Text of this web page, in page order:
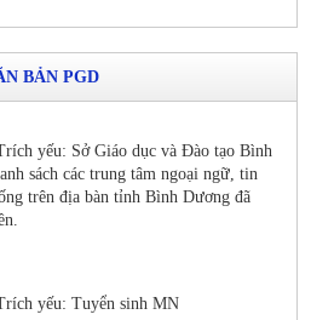
BẢN PGD
yếu: Sở Giáo dục và Đào tạo Bình
sách các trung tâm ngoại ngữ, tin
trên địa bàn tỉnh Bình Dương đã
yếu: Tuyển sinh MN